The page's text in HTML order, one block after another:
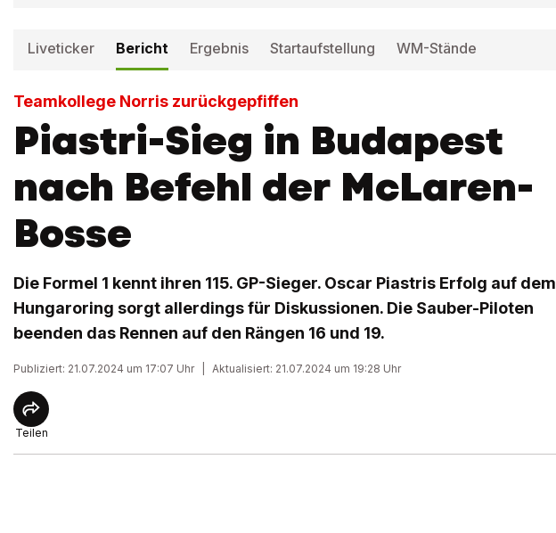
Liveticker Bericht Ergebnis Startaufstellung WM-Stände
Teamkollege Norris zurückgepfiffen
Piastri-Sieg in Budapest
nach Befehl der McLaren-
Bosse
Die Formel 1 kennt ihren 115. GP-Sieger. Oscar Piastris Erfolg auf dem
Hungaroring sorgt allerdings für Diskussionen. Die Sauber-Piloten
beenden das Rennen auf den Rängen 16 und 19.
Publiziert: 21.07.2024 um 17:07 Uhr Aktualisiert: 21.07.2024 um 19:28 Uhr
Teilen